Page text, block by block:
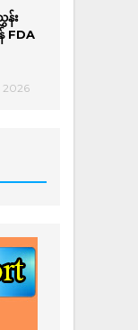
န်း
FDA
2026